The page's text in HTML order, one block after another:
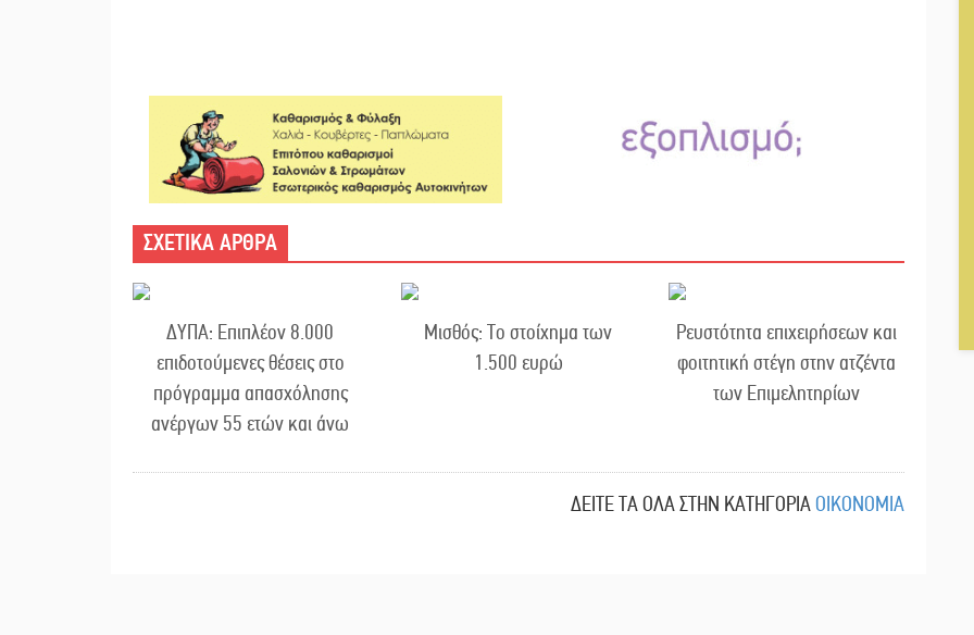
ΣΧΕΤΙΚΑ ΑΡΘΡΑ
ΔΥΠΑ: Επιπλέον 8.000
επιδοτούμενες θέσεις στο
πρόγραμμα απασχόλησης
ανέργων 55 ετών και άνω
Μισθός: Το στοίχημα των
1.500 ευρώ
Ρευστότητα επιχειρήσεων και
φοιτητική στέγη στην ατζέντα
των Επιμελητηρίων
ΔΕΙΤΕ ΤΑ ΟΛΑ ΣΤΗΝ ΚΑΤΗΓΟΡΙΑΟΙΚΟΝΟΜΙΑ